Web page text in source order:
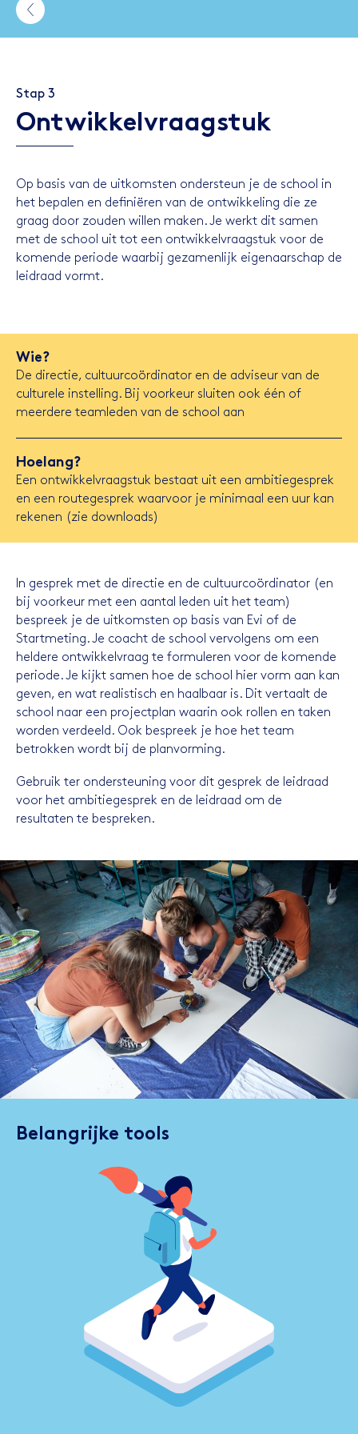
Stap 3
Ontwikkelvraagstuk
Op basis van de uitkomsten ondersteun je de school in
het bepalen en definiëren van de ontwikkeling die ze
graag door zouden willen maken. Je werkt dit samen
met de school uit tot een ontwikkelvraagstuk voor de
komende periode waarbij gezamenlijk eigenaarschap de
leidraad vormt.
Wie?
De directie, cultuurcoördinator en de adviseur van de
culturele instelling. Bij voorkeur sluiten ook één of
meerdere teamleden van de school aan
Hoelang?
Een ontwikkelvraagstuk bestaat uit een ambitiegesprek
en een routegesprek waarvoor je minimaal een uur kan
rekenen (zie downloads)
In gesprek met de directie en de cultuurcoördinator (en
bij voorkeur met een aantal leden uit het team)
bespreek je de uitkomsten op basis van Evi of de
Startmeting. Je coacht de school vervolgens om een
heldere ontwikkelvraag te formuleren voor de komende
periode. Je kijkt samen hoe de school hier vorm aan kan
geven, en wat realistisch en haalbaar is. Dit vertaalt de
school naar een projectplan waarin ook rollen en taken
worden verdeeld. Ook bespreek je hoe het team
betrokken wordt bij de planvorming.
Gebruik ter ondersteuning voor dit gesprek de leidraad
voor het ambitiegesprek en de leidraad om de
resultaten te bespreken.
Belangrijke tools